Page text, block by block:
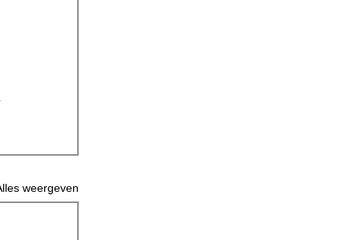
weergeven